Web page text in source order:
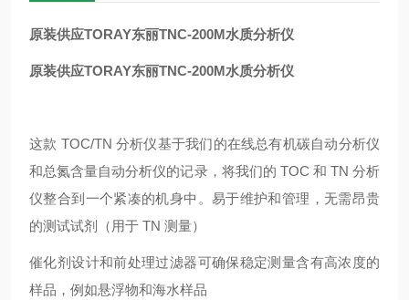
原装供应TORAY东丽TNC-200M水质分析仪
原装供应TORAY东丽TNC-200M水质分析仪
这款 TOC/TN 分析仪基于我们的在线总有机碳自动分析仪
和总氮含量自动分析仪的记录，将我们的 TOC 和 TN 分析
仪整合到一个紧凑的机身中。易于维护和管理，无需昂贵
的测试试剂（用于 TN 测量）
催化剂设计和前处理过滤器可确保稳定测量含有高浓度的
样品，例如悬浮物和海水样品